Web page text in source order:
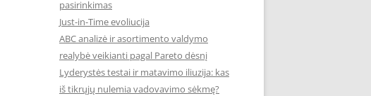
pasirinkimas
Just-in-Time evoliucija
ABC analizė ir asortimento valdymo
realybė veikianti pagal Pareto dėsnį
Lyderystės testai ir matavimo iliuzija: kas
iš tikrųjų nulemia vadovavimo sėkmę?